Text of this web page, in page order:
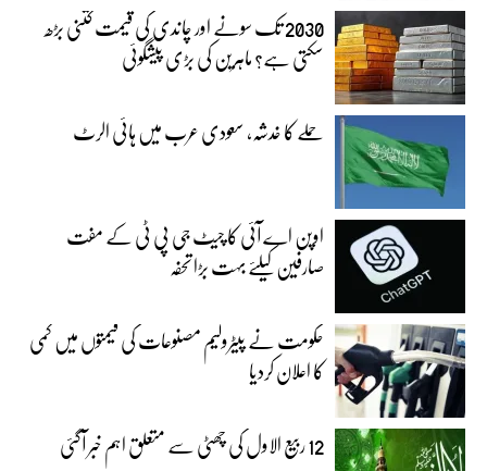
2030 تک سونے اور چاندی کی قیمت کتنی بڑھ
سکتی ہے؟ ماہرین کی بڑی پیشگوئی
حملے کا خدشہ، سعودی عرب میں ہائی الرٹ
اوپن اے آئی کا چیٹ جی پی ٹی کے مفت
صارفین کیلئے بہت بڑا تحفہ
حکومت نے پیٹرولیم مصنوعات کی قیمتوں میں کمی
کا اعلان کردیا
12 ربیع الاول کی چھٹی سے متعلق اہم خبر آگئی